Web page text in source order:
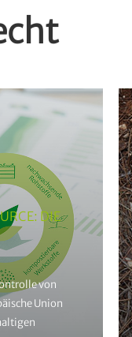
DIE
von
Union